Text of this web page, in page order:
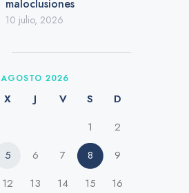
maloclusiones
10 julio, 2026
AGOSTO 2026
X J V S
D
1
2
5 6 7 8
9
12 13 14 15
16